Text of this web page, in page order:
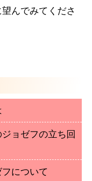
んでみてくださ
ョゼフの立ち回
について